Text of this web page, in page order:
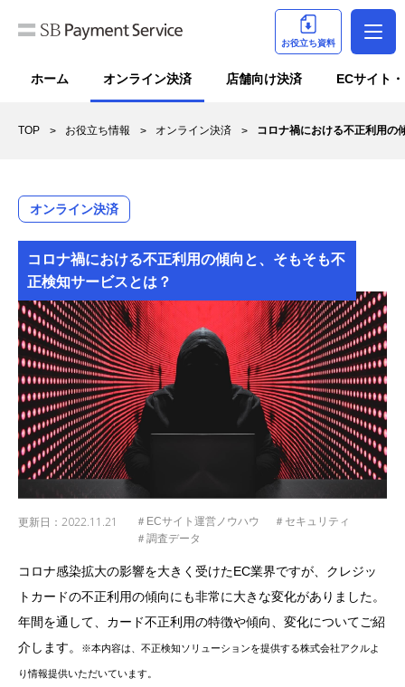
お役立ち資料
ホーム オンライン決済 店舗向け決済 ECサイト
TOP お役立ち情報 オンライン決済 コロナ禍における不正利用の
オンライン決済
コロナ禍における不正利用の傾向と、そもそも不
正検知サービスとは？
更新日： 2022.11.21 ＃ECサイト運営ノウハウ
＃セキュリティ
＃調査データ
コロナ感染拡大の影響を大きく受けたEC業界ですが、クレジッ
トカードの不正利用の傾向にも非常に大きな変化がありました。
年間を通して、カード不正利用の特徴や傾向、変化についてご紹
介します。
※本内容は、不正検知ソリューションを提供する株式会社アクルよ
り情報提供いただいています。